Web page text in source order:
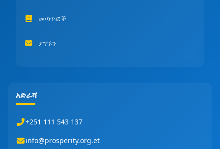
መጣጥፎች
ያግኙን
አድራሻ
+251 111 543 137
info@prosperity.org.et